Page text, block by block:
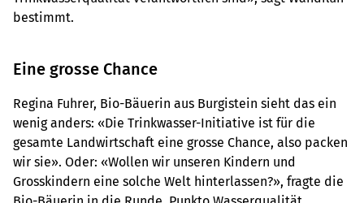
bestimmt.
Eine grosse Chance
Regina Fuhrer, Bio-Bäuerin aus Burgistein sieht das ein
wenig anders: «Die Trinkwasser-Initiative ist für die
gesamte Landwirtschaft eine grosse Chance, also packen
wir sie». Oder: ​«Wollen wir unseren Kindern und
Grosskindern eine solche Welt hinterlassen?», fragte die